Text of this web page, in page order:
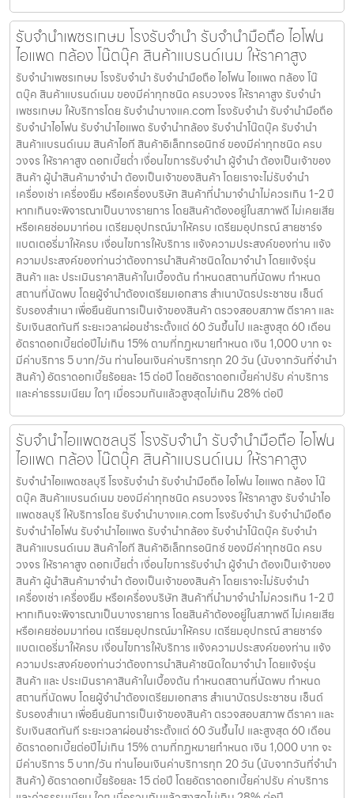
รับจำนำเพชรเกษม โรงรับจำนำ รับจำนำมือถือ ไอโฟน
ไอแพด กล้อง โน๊ตบุ๊ค สินค้าแบรนด์เนม ให้ราคาสูง
รับจำนำเพชรเกษม โรงรับจำนำ รับจำนำมือถือ ไอโฟน ไอแพด กล้อง โน๊
ตบุ๊ค สินค้าแบรนด์เนม ของมีค่าทุกชนิด ครบวงจร ให้ราคาสูง รับจำนำ
เพชรเกษม ให้บริการโดย รับจํานําบางแค.com โรงรับจำนำ รับจำนำมือถือ
รับจำนำไอโฟน รับจำนำไอแพด รับจำนำกล้อง รับจำนำโน๊ตบุ๊ค รับจำนำ
สินค้าแบรนด์เนม สินค้าไอที สินค้าอิเล็กทรอนิกซ์ ของมีค่าทุกชนิด ครบ
วงจร ให้ราคาสูง ดอกเบี้ยต่ำ เงื่อนไขการรับจำนำ ผู้จำนำ ต้องเป็นเจ้าของ
สินค้า ผู้นำสินค้ามาจำนำ ต้องเป็นเจ้าของสินค้า โดยเราจะไม่รับจำนำ
เครื่องเช่า เครื่องยืม หรือเครื่องบริษัท สินค้าที่นำมาจำนำไม่ควรเกิน 1-2 ปี
หากเกินจะพิจารณาเป็นบางรายการ โดยสินค้าต้องอยู่ในสภาพดี ไม่เคยเสีย
หรือเคยซ่อมมาก่อน เตรียมอุปกรณ์มาให้ครบ เตรียมอุปกรณ์ สายชาร์จ
แบตเตอรี่มาให้ครบ เงื่อนไขการให้บริการ แจ้งความประสงค์ของท่าน แจ้ง
ความประสงค์ของท่านว่าต้องการนำสินค้าชนิดใดมาจำนำ โดยแจ้งรุ่น
สินค้า และ ประเมินราคาสินค้าในเบื้องต้น กำหนดสถานที่นัดพบ กำหนด
สถานที่นัดพบ โดยผู้จำนำต้องเตรียมเอกสาร สำเนาบัตรประชาชน เซ็นต์
รับรองสำเนา เพื่อยืนยันการเป็นเจ้าของสินค้า ตรวจสอบสภาพ ตีราคา และ
รับเงินสดทันที ระยะเวลาผ่อนชำระตั้งแต่ 60 วันขึ้นไป และสูงสุด 60 เดือน
อัตราดอกเบี้ยต่อปีไม่เกิน 15% ตามที่กฏหมายกำหนด เงิน 1,000 บาท จะ
มีค่าบริการ 5 บาท/วัน ท่านโอนเงินค่าบริการทุก 20 วัน (นับจากวันที่จำนำ
สินค้า) อัตราดอกเบี้ยร้อยละ 15 ต่อปี โดยอัตราดอกเบี้ยค่าปรับ ค่าบริการ
และค่าธรรมเนียม ใดๆ เมื่อรวมกันแล้วสูงสุดไม่เกิน 28% ต่อปี
รับจำนำไอแพดชลบุรี โรงรับจำนำ รับจำนำมือถือ ไอโฟน
ไอแพด กล้อง โน๊ตบุ๊ค สินค้าแบรนด์เนม ให้ราคาสูง
รับจำนำไอแพดชลบุรี โรงรับจำนำ รับจำนำมือถือ ไอโฟน ไอแพด กล้อง โน๊
ตบุ๊ค สินค้าแบรนด์เนม ของมีค่าทุกชนิด ครบวงจร ให้ราคาสูง รับจำนำไอ
แพดชลบุรี ให้บริการโดย รับจํานําบางแค.com โรงรับจำนำ รับจำนำมือถือ
รับจำนำไอโฟน รับจำนำไอแพด รับจำนำกล้อง รับจำนำโน๊ตบุ๊ค รับจำนำ
สินค้าแบรนด์เนม สินค้าไอที สินค้าอิเล็กทรอนิกซ์ ของมีค่าทุกชนิด ครบ
วงจร ให้ราคาสูง ดอกเบี้ยต่ำ เงื่อนไขการรับจำนำ ผู้จำนำ ต้องเป็นเจ้าของ
สินค้า ผู้นำสินค้ามาจำนำ ต้องเป็นเจ้าของสินค้า โดยเราจะไม่รับจำนำ
เครื่องเช่า เครื่องยืม หรือเครื่องบริษัท สินค้าที่นำมาจำนำไม่ควรเกิน 1-2 ปี
หากเกินจะพิจารณาเป็นบางรายการ โดยสินค้าต้องอยู่ในสภาพดี ไม่เคยเสีย
หรือเคยซ่อมมาก่อน เตรียมอุปกรณ์มาให้ครบ เตรียมอุปกรณ์ สายชาร์จ
แบตเตอรี่มาให้ครบ เงื่อนไขการให้บริการ แจ้งความประสงค์ของท่าน แจ้ง
ความประสงค์ของท่านว่าต้องการนำสินค้าชนิดใดมาจำนำ โดยแจ้งรุ่น
สินค้า และ ประเมินราคาสินค้าในเบื้องต้น กำหนดสถานที่นัดพบ กำหนด
สถานที่นัดพบ โดยผู้จำนำต้องเตรียมเอกสาร สำเนาบัตรประชาชน เซ็นต์
รับรองสำเนา เพื่อยืนยันการเป็นเจ้าของสินค้า ตรวจสอบสภาพ ตีราคา และ
รับเงินสดทันที ระยะเวลาผ่อนชำระตั้งแต่ 60 วันขึ้นไป และสูงสุด 60 เดือน
อัตราดอกเบี้ยต่อปีไม่เกิน 15% ตามที่กฏหมายกำหนด เงิน 1,000 บาท จะ
มีค่าบริการ 5 บาท/วัน ท่านโอนเงินค่าบริการทุก 20 วัน (นับจากวันที่จำนำ
สินค้า) อัตราดอกเบี้ยร้อยละ 15 ต่อปี โดยอัตราดอกเบี้ยค่าปรับ ค่าบริการ